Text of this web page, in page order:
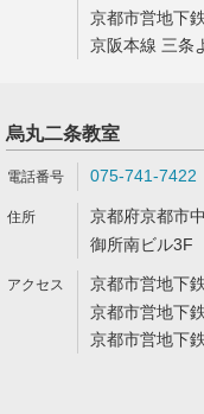
京都市営地下
京阪本線 三条
烏丸二条教室
075-741-7422
京都府京都市
御所南ビル3F
京都市営地下
京都市営地下
京都市営地下